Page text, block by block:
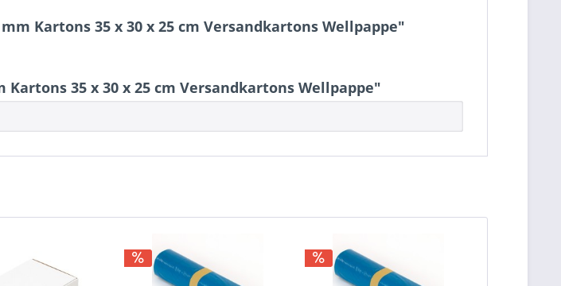
Kartons 35 x 30 x 25 cm Versandkartons Wellpappe"
35 x 30 x 25 cm Versandkartons Wellpappe"